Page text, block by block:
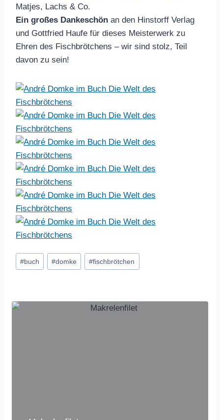
Matjes, Lachs & Co.
Ein großes Dankeschön an den Hinstorff Verlag
und Gottfried Haufe für dieses Meisterwerk zu
Ehren des Fischbrötchens – wir sind stolz, Teil
davon zu sein!
Schlagworte:
#buch #domke #fischbrötchen